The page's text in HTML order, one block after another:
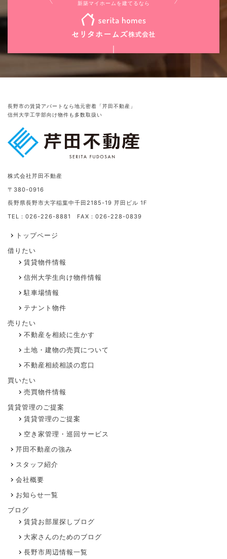
新築マイホームを建てるなら
長野市の賃貸アパートなら地元密着「芹田不動産」
信州大学工学部向け物件も多数取扱い
株式会社芹田不動産
〒380-0916
長野県長野市大字稲葉中千田2185-19 芹田ビル 1F
TEL：026-226-8881 FAX：026-228-0839
トップページ
借りたい
賃貸物件情報
信州大学生向け物件情報
駐車場情報
テナント物件
売りたい
不動産を相続に生かす
土地・建物の売買について
不動産相続相談の窓口
買いたい
売買物件情報
賃貸管理のご提案
賃貸管理のご提案
空き家管理・巡回サービス
芹田不動産の強み
スタッフ紹介
会社概要
お知らせ一覧
ブログ
賃貸お部屋探しブログ
大家さんのためのブログ
長野市周辺情報一覧